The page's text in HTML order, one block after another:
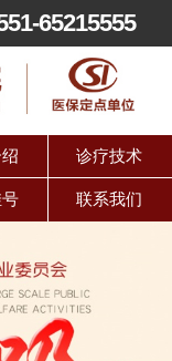
65215555
诊疗技术
联系我们